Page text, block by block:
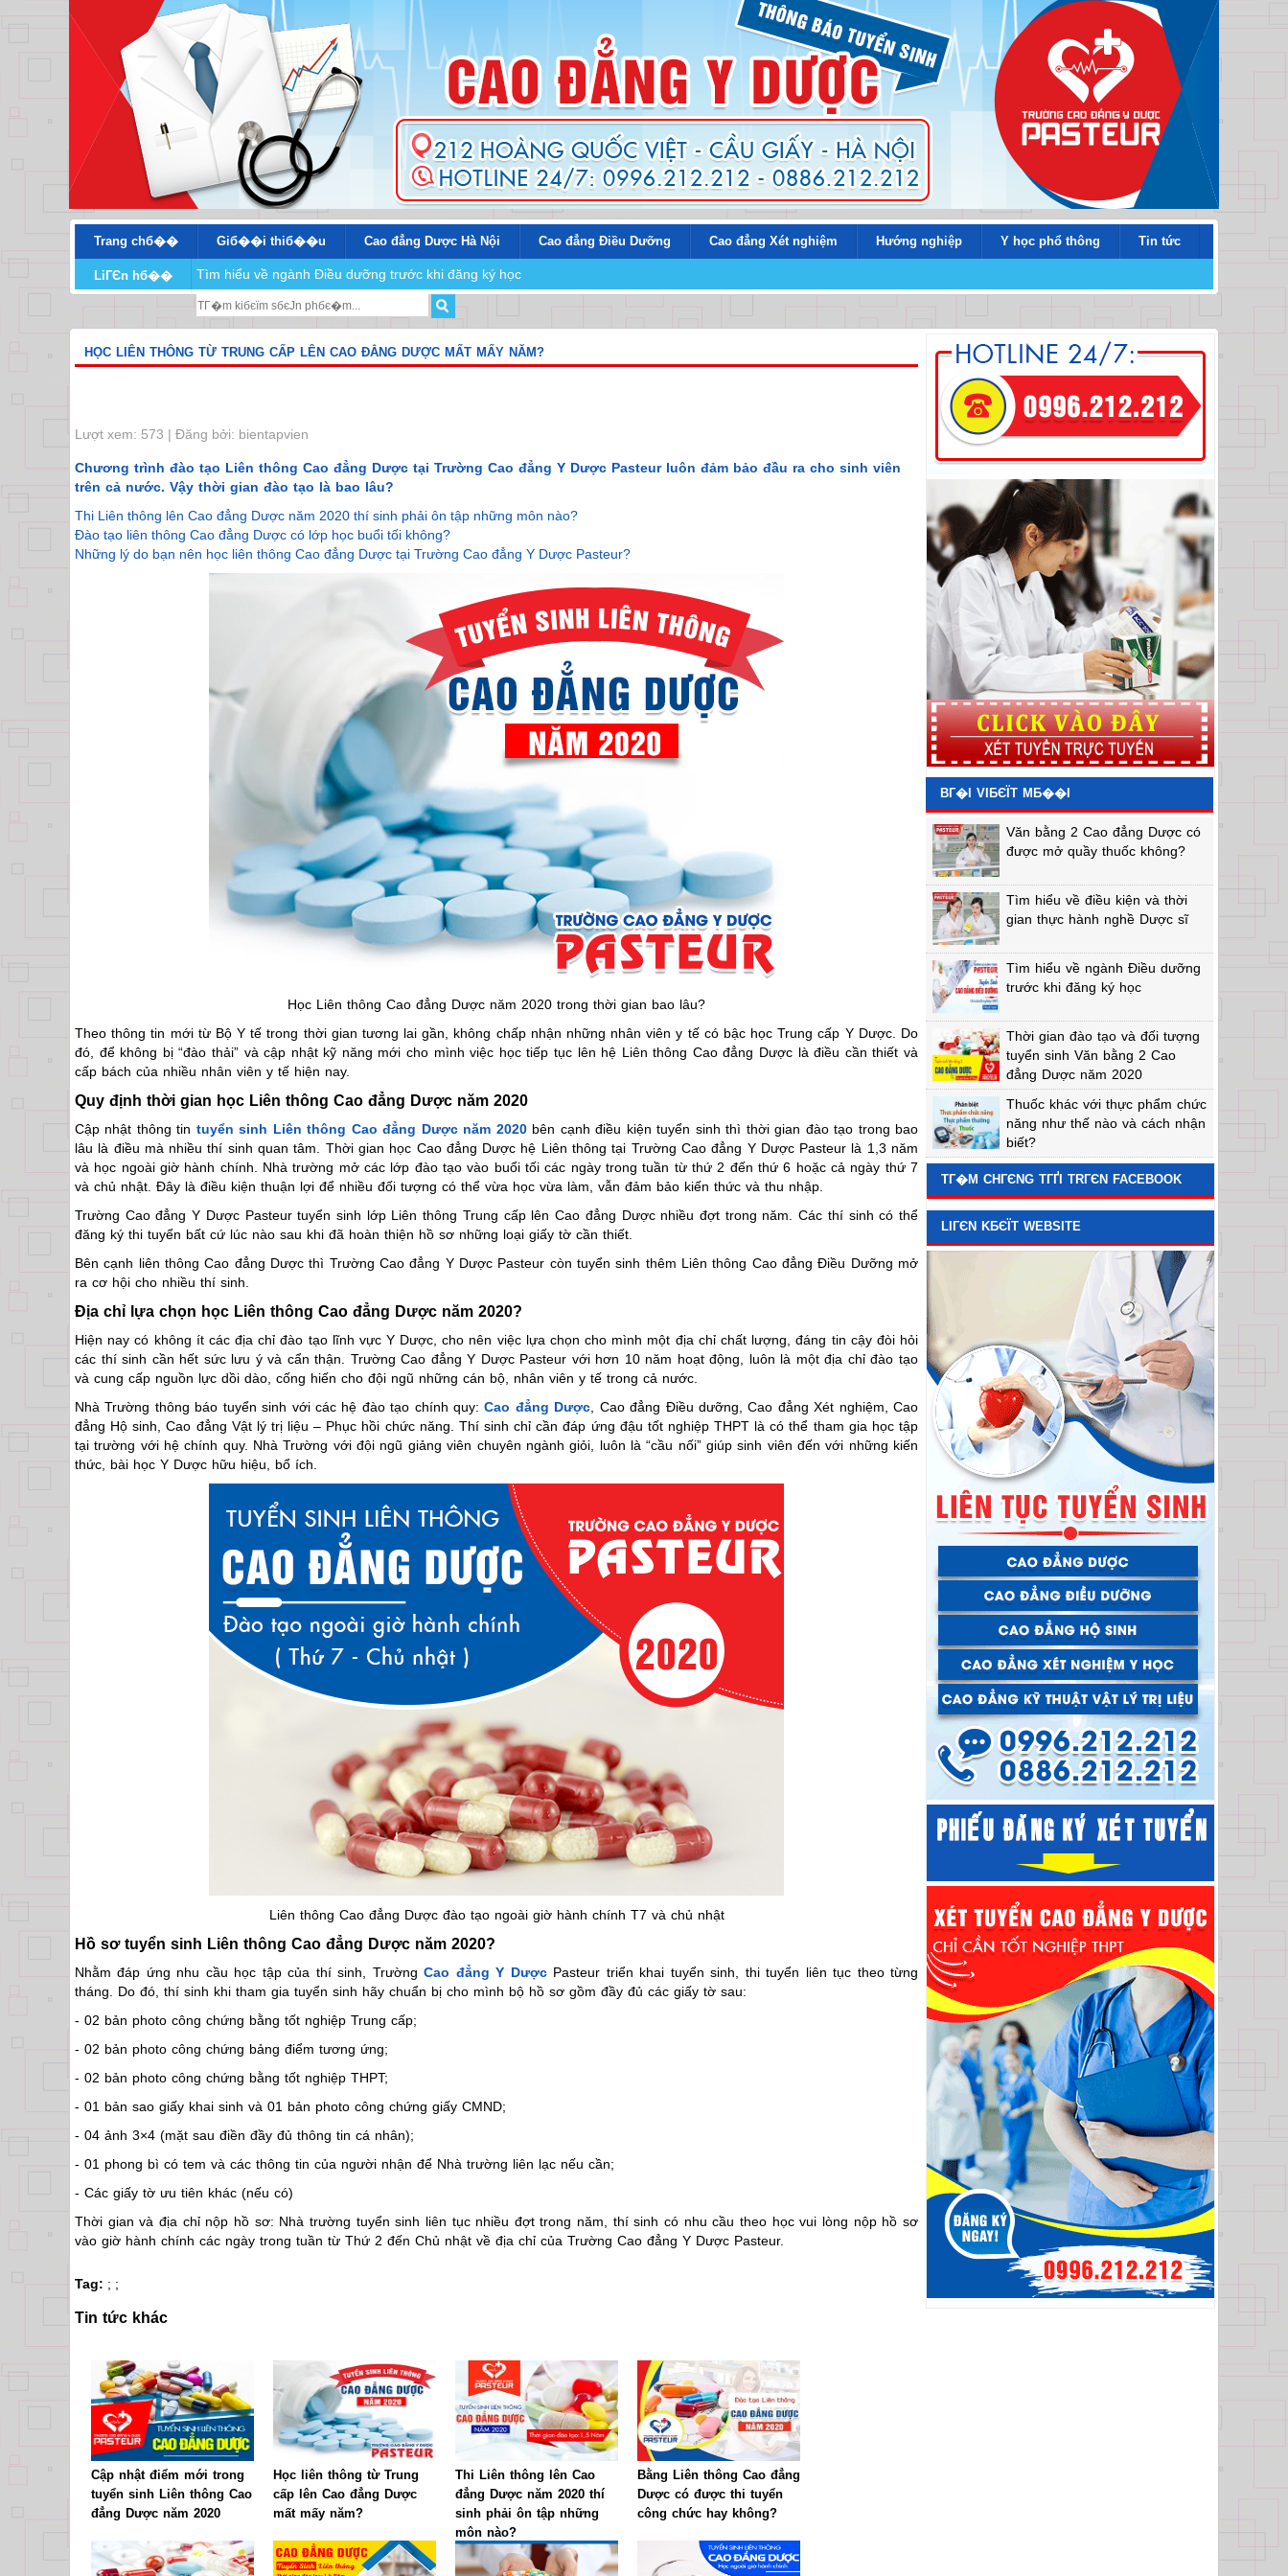
Trang chб�� Giб��i thiб��u Cao đẳng Dược Hà Nội Cao đẳng Điều Dưỡng Cao đẳng Xét nghiệm Hướng nghiệp Y học phổ thông Tin tức
LiГЄn hб�� Tìm hiểu về ngành Điều dưỡng trước khi đăng ký học
HỌC LIÊN THÔNG TỪ TRUNG CẤP LÊN CAO ĐẲNG DƯỢC MẤT MẤY NĂM?
Lượt xem: 573 | Đăng bởi: bientapvien
Chương trình đào tạo Liên thông Cao đẳng Dược tại Trường Cao đẳng Y Dược Pasteur luôn đảm bảo đầu ra cho sinh viên
trên cả nước. Vậy thời gian đào tạo là bao lâu?
Thi Liên thông lên Cao đẳng Dược năm 2020 thí sinh phải ôn tập những môn nào?
Đào tạo liên thông Cao đẳng Dược có lớp học buổi tối không?
Những lý do bạn nên học liên thông Cao đẳng Dược tại Trường Cao đẳng Y Dược Pasteur?
Học Liên thông Cao đẳng Dược năm 2020 trong thời gian bao lâu?
Theo thông tin mới từ Bộ Y tế trong thời gian tương lai gần, không chấp nhận những nhân viên y tế có bậc học Trung cấp Y Dược. Do
đó, để không bị “đào thải” và cập nhật kỹ năng mới cho mình việc học tiếp tục lên hệ Liên thông Cao đẳng Dược là điều cần thiết và
cấp bách của nhiều nhân viên y tế hiện nay.
Quy định thời gian học Liên thông Cao đẳng Dược năm 2020
Cập nhật thông tin tuyển sinh Liên thông Cao đẳng Dược năm 2020bên cạnh điều kiện tuyển sinh thì thời gian đào tạo trong bao
lâu là điều mà nhiều thí sinh quan tâm. Thời gian học Cao đẳng Dược hệ Liên thông tại Trường Cao đẳng Y Dược Pasteur là 1,3 năm
và học ngoài giờ hành chính. Nhà trường mở các lớp đào tạo vào buổi tối các ngày trong tuần từ thứ 2 đến thứ 6 hoặc cả ngày thứ 7
và chủ nhật. Đây là điều kiện thuận lợi để nhiều đối tượng có thể vừa học vừa làm, vẫn đảm bảo kiến thức và thu nhập.
Trường Cao đẳng Y Dược Pasteur tuyển sinh lớp Liên thông Trung cấp lên Cao đẳng Dược nhiều đợt trong năm. Các thí sinh có thể
đăng ký thi tuyển bất cứ lúc nào sau khi đã hoàn thiện hồ sơ những loại giấy tờ cần thiết.
Bên cạnh liên thông Cao đẳng Dược thì Trường Cao đẳng Y Dược Pasteur còn tuyển sinh thêm Liên thông Cao đẳng Điều Dưỡng mở
ra cơ hội cho nhiều thí sinh.
Địa chỉ lựa chọn học Liên thông Cao đẳng Dược năm 2020?
Hiện nay có không ít các địa chỉ đào tạo lĩnh vực Y Dược, cho nên việc lựa chọn cho mình một địa chỉ chất lượng, đáng tin cậy đòi hỏi
các thí sinh cần hết sức lưu ý và cẩn thận. Trường Cao đẳng Y Dược Pasteur với hơn 10 năm hoạt động, luôn là một địa chỉ đào tạo
và cung cấp nguồn lực dồi dào, cống hiến cho đội ngũ những cán bộ, nhân viên y tế trong cả nước.
Nhà Trường thông báo tuyển sinh với các hệ đào tạo chính quy:Cao đẳng Dược , Cao đẳng Điều dưỡng, Cao đẳng Xét nghiệm, Cao
đẳng Hộ sinh, Cao đẳng Vật lý trị liệu – Phục hồi chức năng. Thí sinh chỉ cần đáp ứng đậu tốt nghiệp THPT là có thể tham gia học tập
tại trường với hệ chính quy. Nhà Trường với đội ngũ giảng viên chuyên ngành giỏi, luôn là “cầu nối” giúp sinh viên đến với những kiến
thức, bài học Y Dược hữu hiệu, bổ ích.
Liên thông Cao đẳng Dược đào tạo ngoài giờ hành chính T7 và chủ nhật
Hồ sơ tuyển sinh Liên thông Cao đẳng Dược năm 2020?
Nhằm đáp ứng nhu cầu học tập của thí sinh, TrườngCao đẳng Y DượcPasteur triển khai tuyển sinh, thi tuyển liên tục theo từng
tháng. Do đó, thí sinh khi tham gia tuyển sinh hãy chuẩn bị cho mình bộ hồ sơ gồm đầy đủ các giấy tờ sau:
- 02 bản photo công chứng bằng tốt nghiệp Trung cấp;
- 02 bản photo công chứng bảng điểm tương ứng;
- 02 bản photo công chứng bằng tốt nghiệp THPT;
- 01 bản sao giấy khai sinh và 01 bản photo công chứng giấy CMND;
- 04 ảnh 3×4 (mặt sau điền đầy đủ thông tin cá nhân);
- 01 phong bì có tem và các thông tin của người nhận để Nhà trường liên lạc nếu cần;
- Các giấy tờ ưu tiên khác (nếu có)
Thời gian và địa chỉ nộp hồ sơ: Nhà trường tuyển sinh liên tục nhiều đợt trong năm, thí sinh có nhu cầu theo học vui lòng nộp hồ sơ
vào giờ hành chính các ngày trong tuần từ Thứ 2 đến Chủ nhật về địa chỉ của Trường Cao đẳng Y Dược Pasteur.
Tag: ; ;
Tin tức khác
Cập nhật điểm mới trong
tuyển sinh Liên thông Cao
đẳng Dược năm 2020
Học liên thông từ Trung
cấp lên Cao đẳng Dược
mất mấy năm?
Thi Liên thông lên Cao
đẳng Dược năm 2020 thí
sinh phải ôn tập những
môn nào?
Bằng Liên thông Cao đẳng
Dược có được thi tuyển
công chức hay không?
BГ�I VIБЄЇT MБ��I
Văn bằng 2 Cao đẳng Dược có
được mở quầy thuốc không?
Tìm hiểu về điều kiện và thời
gian thực hành nghề Dược sĩ
Tìm hiểu về ngành Điều dưỡng
trước khi đăng ký học
Thời gian đào tạo và đối tượng
tuyển sinh Văn bằng 2 Cao
đẳng Dược năm 2020
Thuốc khác với thực phẩm chức
năng như thế nào và cách nhận
biết?
TГ�M CHГЄNG TГҐI TRГЄN FACEBOOK
LIГЄN KБЄЇT WEBSITE